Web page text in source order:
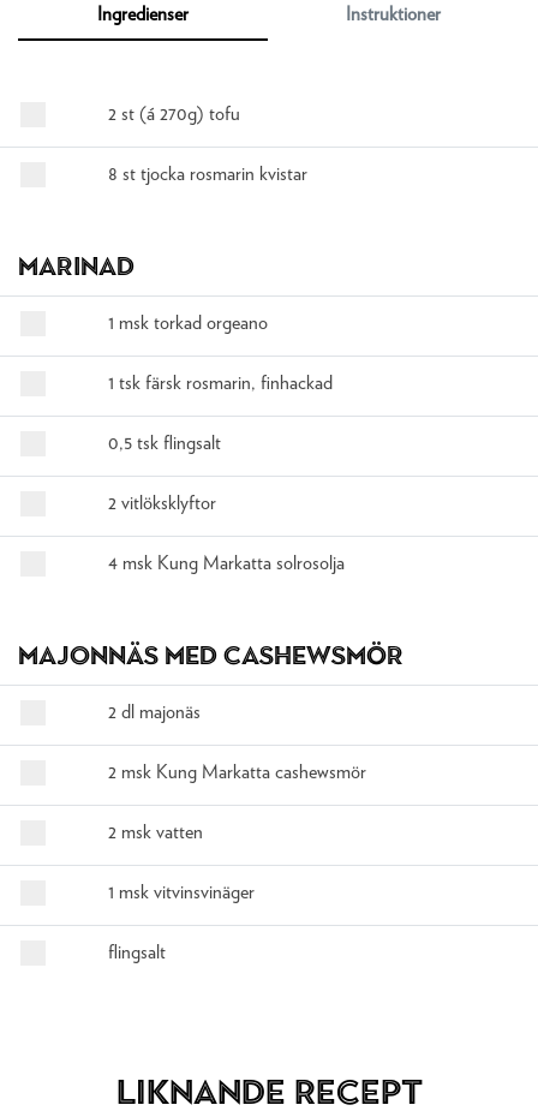
Ingredienser Instruktioner
2 st (á 270g) tofu
8 st tjocka rosmarin kvistar
Marinad
1 msk torkad orgeano
1 tsk färsk rosmarin, finhackad
0,5 tsk flingsalt
2 vitlöksklyftor
4 msk Kung Markatta solrosolja
Majonnäs med cashewsmör
2 dl majonäs
2 msk Kung Markatta cashewsmör
2 msk vatten
1 msk vitvinsvinäger
flingsalt
Liknande recept